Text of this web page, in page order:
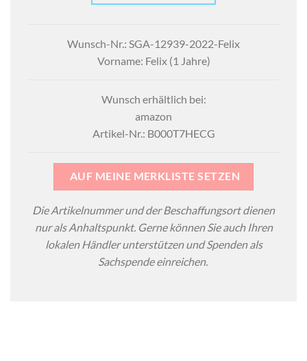
Wunsch-Nr.: SGA-12939-2022-Felix
Vorname: Felix (1 Jahre)
Wunsch erhältlich bei:
amazon
Artikel-Nr.: B000T7HECG
AUF MEINE MERKLISTE SETZEN
Die Artikelnummer und der Beschaffungsort dienen
nur als Anhaltspunkt. Gerne können Sie auch Ihren
lokalen Händler unterstützen und Spenden als
Sachspende einreichen.